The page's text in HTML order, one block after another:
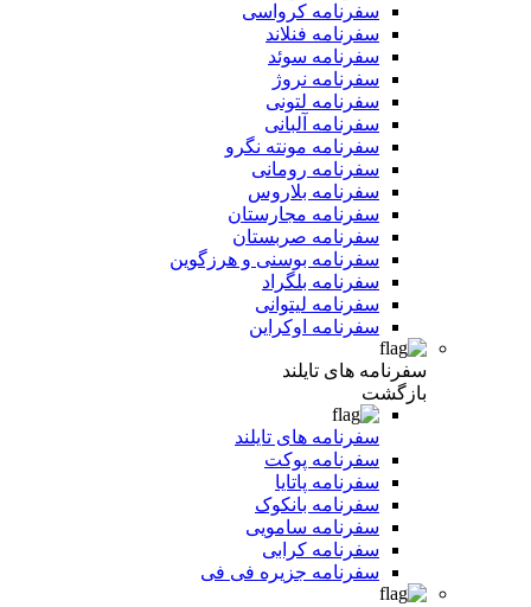
سفرنامه کرواسی
سفرنامه فنلاند
سفرنامه سوئد
سفرنامه نروژ
سفرنامه لتونی
سفرنامه آلبانی
سفرنامه مونته نگرو
سفرنامه رومانی
سفرنامه بلاروس
سفرنامه مجارستان
سفرنامه صربستان
سفرنامه بوسنی و هرزگوین
سفرنامه بلگراد
سفرنامه لیتوانی
سفرنامه اوکراین
سفرنامه های تایلند
بازگشت
سفرنامه های تایلند
سفرنامه پوکت
سفرنامه پاتایا
سفرنامه بانکوک
سفرنامه سامویی
سفرنامه کرابی
سفرنامه جزیره فی فی